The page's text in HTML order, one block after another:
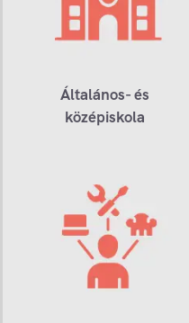
Általános- és
középiskola